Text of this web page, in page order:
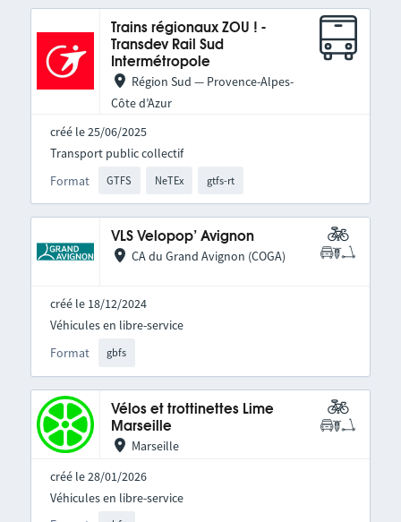
Trains régionaux ZOU ! -
Transdev Rail Sud
Intermétropole
Région Sud — Provence-Alpes-
Côte d’Azur
créé le 25/06/2025
Format GTFS NeTEx gtfs-rt
Transport public collectif
VLS Velopop’ Avignon
CA du Grand Avignon (COGA)
créé le 18/12/2024
Format gbfs
Véhicules en libre-service
Vélos et trottinettes Lime
Marseille
Marseille
créé le 28/01/2026
Véhicules en libre-service